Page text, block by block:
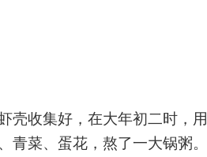
壳收集好，在大年初二时，用
菜、蛋花，熬了一大锅粥。